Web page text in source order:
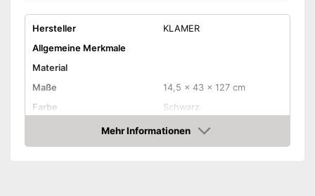
Hersteller
KLAMER
Allgemeine Merkmale
Material
Maße
14,5 x 43 x 127 cm
Farbe
Schwarz
21 kg
Produkteigenschaften
Mehr Informationen
Amazon